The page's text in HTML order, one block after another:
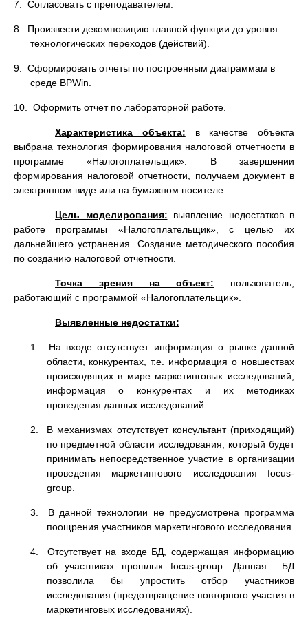
7. Согласовать с преподавателем.
8. Произвести декомпозицию главной функции до уровня
технологических переходов (действий).
9. Сформировать отчеты по построенным диаграммам в
среде BPWin.
10. Оформить отчет по лабораторной работе.
Характеристика объекта:
в качестве объекта
выбрана технология формирования налоговой отчетности в
программе «Налогоплательщик». В завершении
формирования налоговой отчетности, получаем документ в
электронном виде или на бумажном носителе.
Цель моделирования: выявление недостатков в
работе программы «Налогоплательщик», с целью их
дальнейшего устранения. Создание методического пособия
по созданию налоговой отчетности.
Точка зрения на объект: пользователь,
работающий с программой «Налогоплательщик».
Выявленные недостатки:
1. На входе отсутствует информация о рынке данной
области, конкурентах, т.е. информация о новшествах
происходящих в мире маркетинговых исследований,
информация о конкурентах и их методиках
проведения данных исследований.
2. В механизмах отсутствует консультант (приходящий)
по предметной области исследования, который будет
принимать непосредственное участие в организации
проведения маркетингового исследования focus-
group.
3. В данной технологии не предусмотрена программа
поощрения участников маркетингового исследования.
4. Отсутствует на входе БД, содержащая информацию
об участниках прошлых focus-group. Данная БД
позволила бы упростить отбор участников
исследования (предотвращение повторного участия в
маркетинговых исследованиях).